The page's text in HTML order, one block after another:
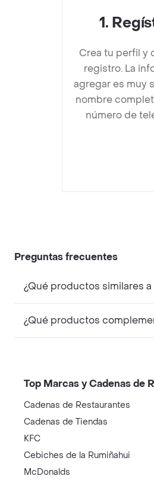
1.
Crea tu perfil y
registro. La
agregar es muy
nombre
número de
Preguntas frecuentes
¿Qué productos similares
¿Qué productos
Top Marcas y Cadenas de
Cadenas de Restaurantes
Cadenas de Tiendas
KFC
Cebiches de la Rumiñahui
McDonalds